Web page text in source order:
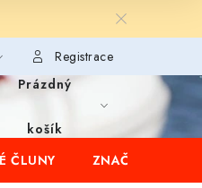
Registrace
Prázdný
košík
ČLUNY ZNAČKY